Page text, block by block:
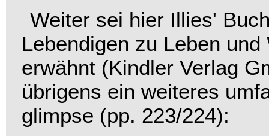
Weiter sei hier Illies'
Lebendigen zu Leben und
erwähnt (Kindler Verlag
übrigens ein weiteres
glimpse (pp. 223/224):